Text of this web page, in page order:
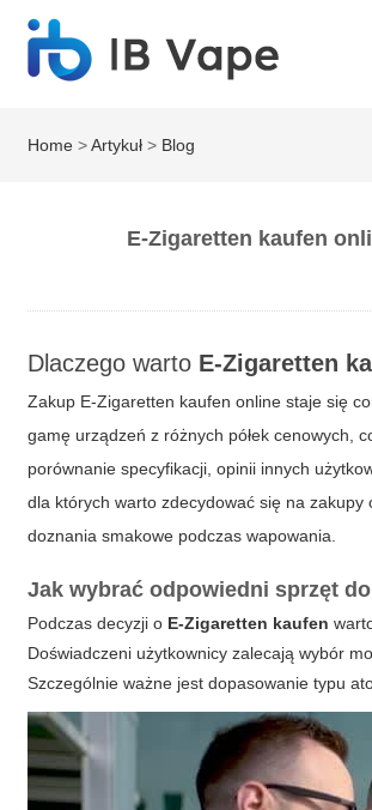
Home >Artykuł > Blog
E-Zigaretten kaufen
Dlaczego warto E-Zigaretten
Zakup E-Zigaretten kaufen online staje się
gamę urządzeń z różnych półek cenowych,
porównanie specyfikacji, opinii innych
dla których warto zdecydować się na
doznania smakowe podczas wapowania.
Jak wybrać odpowiedni sprzęt
Podczas decyzji o E-Zigaretten kaufen
Doświadczeni użytkownicy zalecają wybór
Szczególnie ważne jest dopasowanie typu